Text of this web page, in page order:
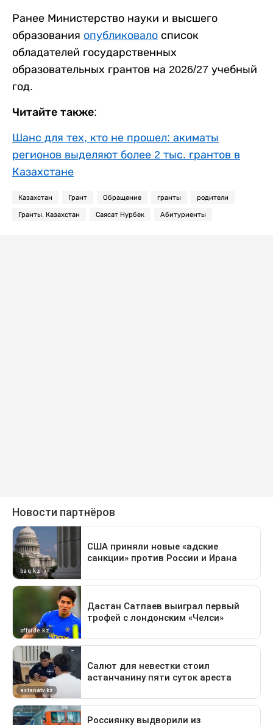
Ранее Министерство науки и высшего
образования опубликовало список
обладателей государственных
образовательных грантов на 2026/27 учебный
год.
Читайте также:
Шанс для тех, кто не прошел: акиматы
регионов выделяют более 2 тыс. грантов в
Казахстане
Казахстан Грант Обращение гранты родители
Гранты. Казахстан Саясат Нурбек Абитуриенты